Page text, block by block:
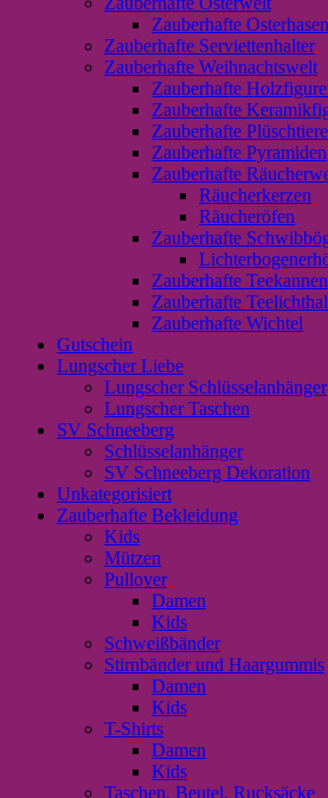
Zauberhafte Osterhasen
Zauberhafte Serviettenhalter
Zauberhafte Weihnachtswelt
Zauberhafte
Zauberhafte
Zauberhafte Plüschtiere
Zauberhafte Pyramiden
Zauberhafte
Räucherkerzen
Räucheröfen
Zauberhafte
Zauberhafte
Zauberhafte
Zauberhafte Wichtel
Gutschein
Lungscher Liebe
Lungscher Schlüsselanhänger
Lungscher Taschen
SV Schneeberg
Schlüsselanhänger
SV Schneeberg Dekoration
Unkategorisiert
Zauberhafte Bekleidung
Kids
Mützen
Pullover
Damen
Kids
Schweißbänder
Stirnbänder und Haargummis
Damen
Kids
T-Shirts
Damen
Kids
Taschen, Beutel, Rucksäcke